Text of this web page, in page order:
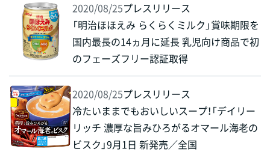
2020/08/25プレスリリース
「明治ほほえみ らくらくミルク」賞味期限を
国内最長の14ヵ月に延長 乳児向け商品で初
のフェーズフリー認証取得
2020/08/25プレスリリース
冷たいままでもおいしいスープ！「デイリー
リッチ 濃厚な旨みひろがるオマール海老の
ビスク」9月1日 新発売／全国